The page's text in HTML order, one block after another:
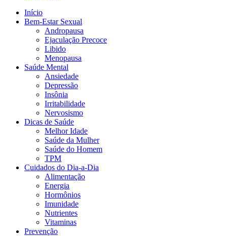
Início
Bem-Estar Sexual
Andropausa
Ejaculação Precoce
Libido
Menopausa
Saúde Mental
Ansiedade
Depressão
Insônia
Irritabilidade
Nervosismo
Dicas de Saúde
Melhor Idade
Saúde da Mulher
Saúde do Homem
TPM
Cuidados do Dia-a-Dia
Alimentação
Energia
Hormônios
Imunidade
Nutrientes
Vitaminas
Prevenção